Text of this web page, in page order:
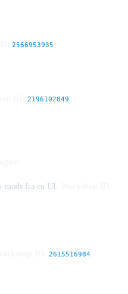
2566953935
2196102849
mods fra en UI.
2615516984